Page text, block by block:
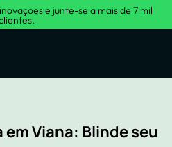
e junte-se a mais de 7 mil
Viana: Blinde seu